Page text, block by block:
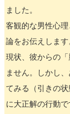
ました。
客観的な男性心
論をお伝えします
現状、彼からの
ません。しかし
てみる（引きの
に大正解の行動で